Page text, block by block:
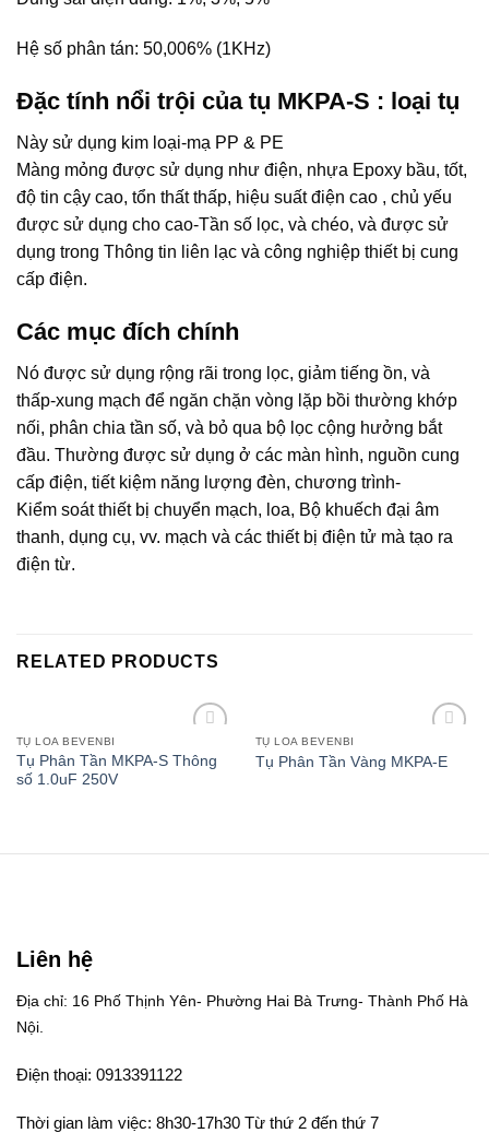
Hệ số phân tán: 50,006% (1KHz)
Đặc tính nổi trội của tụ MKPA-S : loại tụ
Này sử dụng kim loại-mạ PP & PE
Màng mỏng được sử dụng như điện, nhựa Epoxy bầu, tốt,
độ tin cậy cao, tổn thất thấp, hiệu suất điện cao , chủ yếu
được sử dụng cho cao-Tần số lọc, và chéo, và được sử
dụng trong Thông tin liên lạc và công nghiệp thiết bị cung
cấp điện.
Các mục đích chính
Nó được sử dụng rộng rãi trong lọc, giảm tiếng ồn, và
thấp-xung mạch để ngăn chặn vòng lặp bồi thường khớp
nối, phân chia tần số, và bỏ qua bộ lọc cộng hưởng bắt
đầu. Thường được sử dụng ở các màn hình, nguồn cung
cấp điện, tiết kiệm năng lượng đèn, chương trình-
Kiểm soát thiết bị chuyển mạch, loa, Bộ khuếch đại âm
thanh, dụng cụ, vv. mạch và các thiết bị điện tử mà tạo ra
điện từ.
RELATED PRODUCTS
wishlist
TỤ LOA BEVENBI
Tụ Phân Tần MKPA-S Thông
số 1.0uF 250V
wishlist
TỤ LOA BEVENBI
Tụ Phân Tần Vàng MKPA-E
Liên hệ
Địa chỉ: 16 Phố Thịnh Yên- Phường Hai Bà Trưng- Thành Phố Hà
Nội.
Điện thoại: 0913391122
Thời gian làm việc: 8h30-17h30 Từ thứ 2 đến thứ 7